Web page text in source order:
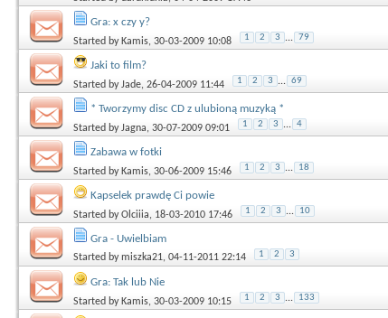
Gra: x czy y?
Started by Kamis, 30-03-2009 10:08 1 2 3 ... 79
Jaki to film?
Started byJade, 26-04-2009 11:44 1 2 3 ... 69
* Tworzymy disc CD z ulubioną muzyką *
Started byJagna, 30-07-2009 09:01 1 2 3 ... 4
Zabawa w fotki
Started by Kamis, 30-06-2009 15:46 1 2 3 ... 18
Kapselek prawdę Ci powie
Started byOlciiia, 18-03-2010 17:46 1 2 3 ... 10
Gra - Uwielbiam
Started bymiszka21, 04-11-2011 22:14 1 2 3
Gra: Tak lub Nie
Started by Kamis, 30-03-2009 10:15 1 2 3 ... 133